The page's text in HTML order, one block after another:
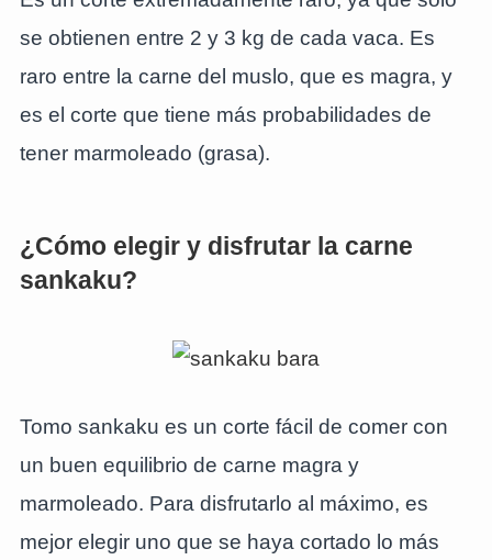
se obtienen entre 2 y 3 kg de cada vaca. Es
raro entre la carne del muslo, que es magra, y
es el corte que tiene más probabilidades de
tener marmoleado (grasa).
¿Cómo elegir y disfrutar la carne
sankaku?
Tomo sankaku es un corte fácil de comer con
un buen equilibrio de carne magra y
marmoleado. Para disfrutarlo al máximo, es
mejor elegir uno que se haya cortado lo más